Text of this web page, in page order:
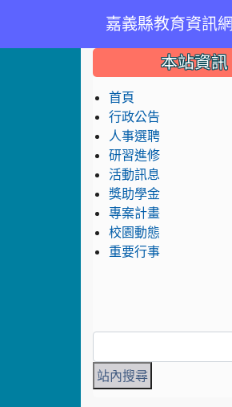
嘉義縣教育資訊網
::: 本站資訊
首頁
行政公告
人事選聘
研習進修
活動訊息
獎助學金
專案計畫
校園動態
重要行事